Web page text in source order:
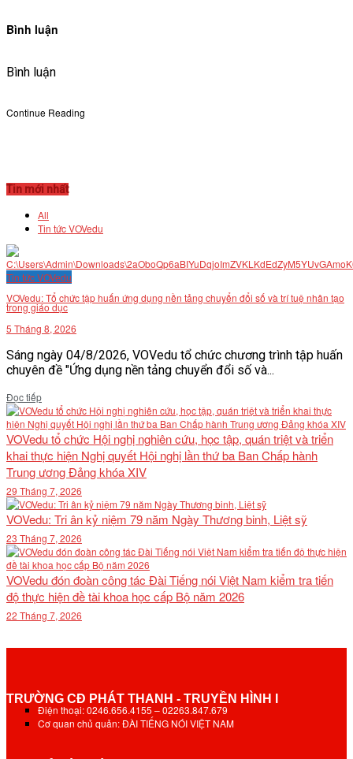
Bình luận
Bình luận
Continue Reading
Tin mới nhất
All
Tin tức VOVedu
Tin tức VOVedu
VOVedu: Tổ chức tập huấn ứng dụng nền tảng chuyển đổi số và trí tuệ nhân tạo
trong giáo dục
5 Tháng 8, 2026
Sáng ngày 04/8/2026, VOVedu tổ chức chương trình tập huấn
chuyên đề "Ứng dụng nền tảng chuyển đổi số và...
Đọc tiếpDetails
VOVedu tổ chức Hội nghị nghiên cứu, học tập, quán triệt và triển
khai thực hiện Nghị quyết Hội nghị lần thứ ba Ban Chấp hành
Trung ương Đảng khóa XIV
29 Tháng 7, 2026
VOVedu: Tri ân kỷ niệm 79 năm Ngày Thương binh, Liệt sỹ
23 Tháng 7, 2026
VOVedu đón đoàn công tác Đài Tiếng nói Việt Nam kiểm tra tiến
độ thực hiện đề tài khoa học cấp Bộ năm 2026
22 Tháng 7, 2026
TRƯỜNG CĐ PHÁT THANH - TRUYỀN HÌNH I
Điện thoại: 0246.656.4155 – 02263.847.679
Cơ quan chủ quản: ĐÀI TIẾNG NÓI VIỆT NAM